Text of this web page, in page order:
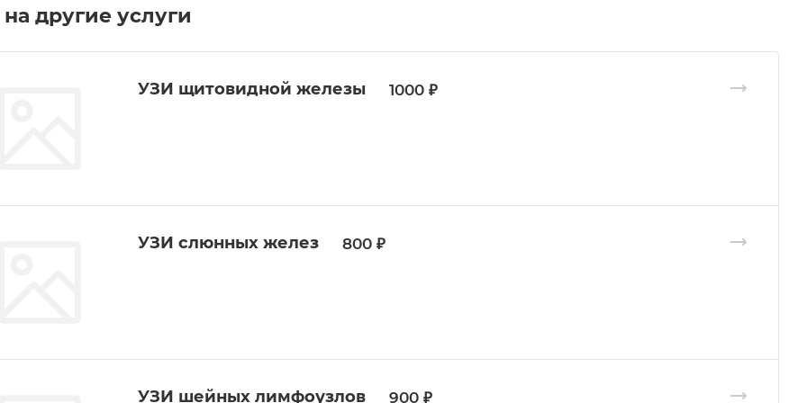
другие услуги
УЗИ щитовидной железы 1000 ₽
УЗИ слюнных желез 800 ₽
УЗИ шейных лимфоузлов 900 ₽